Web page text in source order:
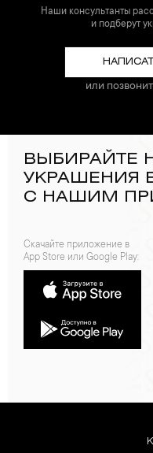
Наши консультанты
и подберут
или
ВЫБИРАЙТЕ
УКРАШЕНИЯ
С НАШИМ
Скачайте приложение в
App Store или Google Play: